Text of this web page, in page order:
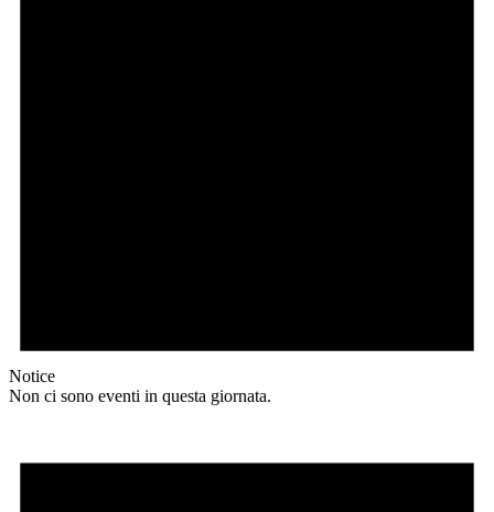
Notice
Non ci sono eventi in questa giornata.